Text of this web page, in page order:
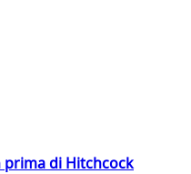
prima di Hitchcock